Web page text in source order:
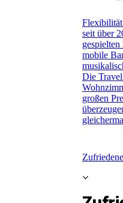
Flexibilität
seit über
mobile
Die
großen